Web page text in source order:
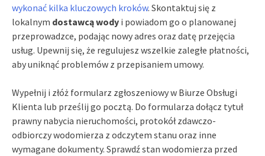
wykonać kilka kluczowych kroków. Skontaktuj się z
lokalnym dostawcą wody i powiadom go o planowanej
przeprowadzce, podając nowy adres oraz datę przejęcia
usług. Upewnij się, że regulujesz wszelkie zaległe płatności,
aby uniknąć problemów z przepisaniem umowy.
Wypełnij i złóż formularz zgłoszeniowy w Biurze Obsługi
Klienta lub prześlij go pocztą. Do formularza dołącz tytuł
prawny nabycia nieruchomości, protokół zdawczo-
odbiorczy wodomierza z odczytem stanu oraz inne
wymagane dokumenty. Sprawdź stan wodomierza przed